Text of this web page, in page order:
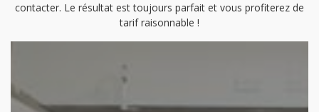
contacter. Le résultat est toujours parfait et vous profiterez de
tarif raisonnable !